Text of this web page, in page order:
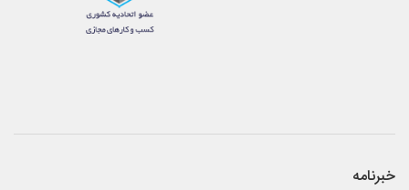
خبرنامه